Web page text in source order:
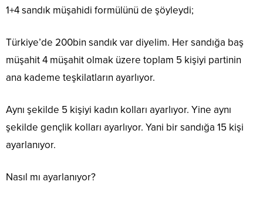
1+4 sandık müşahidi formülünü de şöyleydi;
Türkiye’de 200bin sandık var diyelim. Her sandığa baş
müşahit 4 müşahit olmak üzere toplam 5 kişiyi partinin
ana kademe teşkilatların ayarlıyor.
Aynı şekilde 5 kişiyi kadın kolları ayarlıyor. Yine aynı
şekilde gençlik kolları ayarlıyor. Yani bir sandığa 15 kişi
ayarlanıyor.
Nasıl mı ayarlanıyor?